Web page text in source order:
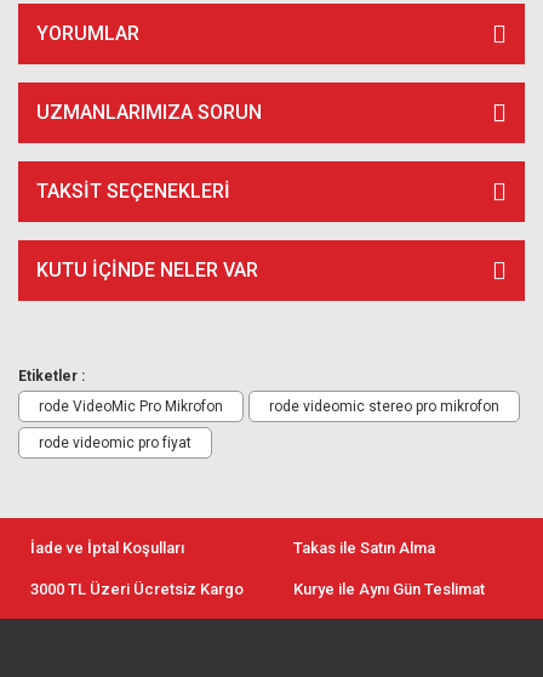
YORUMLAR
UZMANLARIMIZA SORUN
TAKSIT SEÇENEKLERI
KUTU İÇİNDE NELER VAR
Etiketler :
rode VideoMic Pro Mikrofon
rode videomic stereo pro mikrofon
rode videomic pro fiyat
İade ve İptal Koşulları Takas ile Satın Alma
3000 TL Üzeri Ücretsiz Kargo Kurye ile Aynı Gün Teslimat